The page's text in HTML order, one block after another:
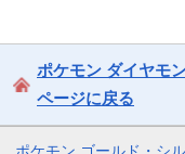
ポケモン ダイヤモ
ページに戻る
ポケモン ゴールド・シ